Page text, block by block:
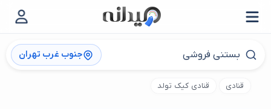
جنوب غرب تهران
قنادی قنادی کیک تولد